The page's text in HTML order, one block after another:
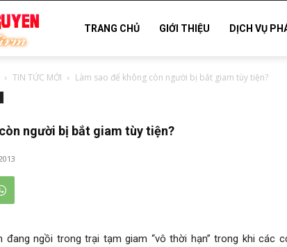
sư
uy
TRANG CHỦ GIỚI THIỆU DỊCH VỤ
TIN TỨC MỚI Làm sao để không còn người bị bắt giam tùy tiện?
người bị bắt giam tùy tiện?
đang ngồi trong trại tạm giam “vô thời hạn” trong khi các